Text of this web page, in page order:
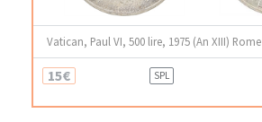
Vatican, Paul VI, 500 lire, 1975 (An XIII) Rome
15€ SPL